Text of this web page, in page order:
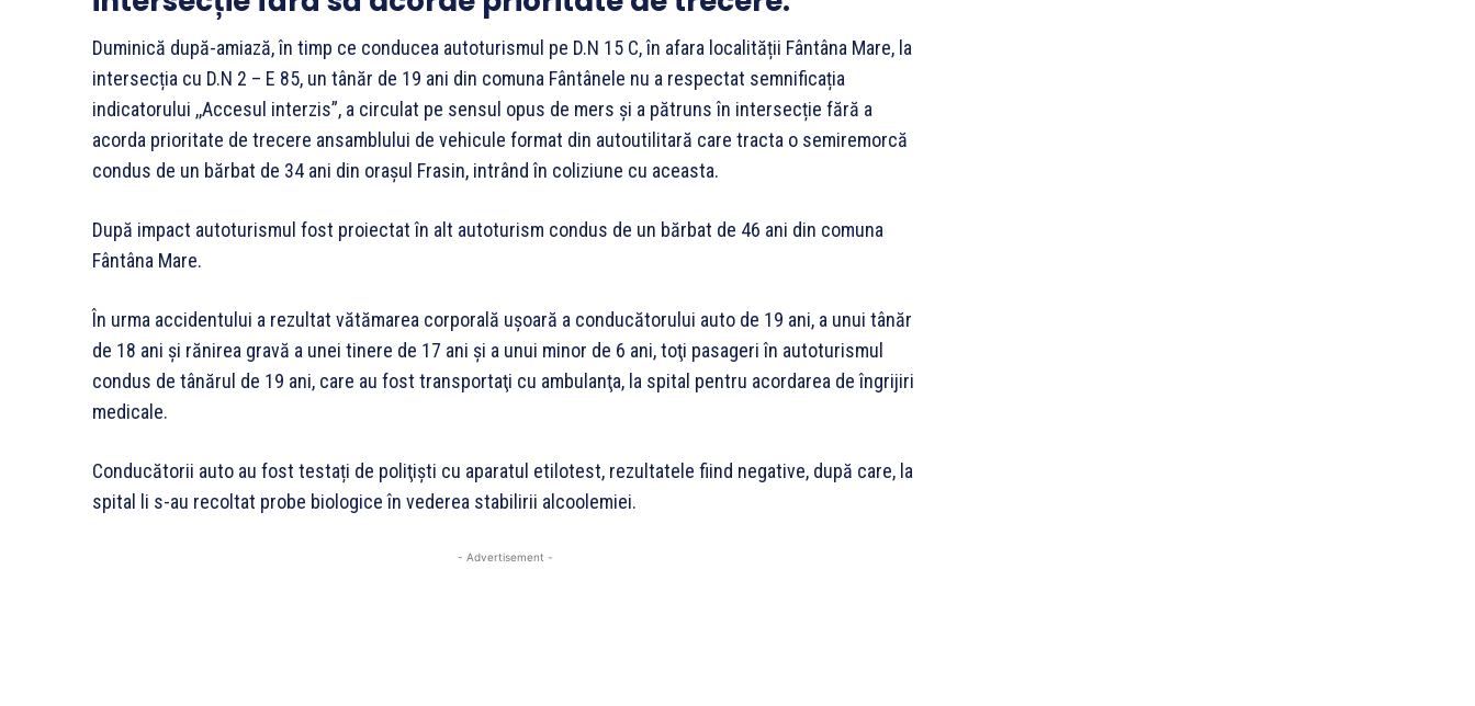
Duminică după-amiază, în timp ce conducea autoturismul pe D.N 15 C, în afara localității Fântâna Mare, la
intersecția cu D.N 2 – E 85, un tânăr de 19 ani din comuna Fântânele nu a respectat semnificația
indicatorului ,,Accesul interzis”, a circulat pe sensul opus de mers și a pătruns în intersecție fără a
acorda prioritate de trecere ansamblului de vehicule format din autoutilitară care tracta o semiremorcă
condus de un bărbat de 34 ani din orașul Frasin, intrând în coliziune cu aceasta.
După impact autoturismul fost proiectat în alt autoturism condus de un bărbat de 46 ani din comuna
Fântâna Mare.
În urma accidentului a rezultat vătămarea corporală uşoară a conducătorului auto de 19 ani, a unui tânăr
de 18 ani şi rănirea gravă a unei tinere de 17 ani şi a unui minor de 6 ani, toţi pasageri în autoturismul
condus de tânărul de 19 ani, care au fost transportaţi cu ambulanţa, la spital pentru acordarea de îngrijiri
medicale.
Conducătorii auto au fost testați de poliţişti cu aparatul etilotest, rezultatele fiind negative, după care, la
spital li s-au recoltat probe biologice în vederea stabilirii alcoolemiei.
- Advertisement -